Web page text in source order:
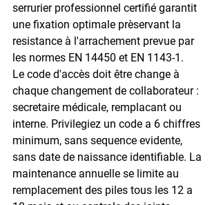
serrurier professionnel certifié garantit
une fixation optimale prèservant la
resistance à l'arrachement prevue par
les normes EN 14450 et EN 1143-1.
Le code d'accès doit être change à
chaque changement de collaborateur :
secretaire médicale, remplacant ou
interne. Privilegiez un code a 6 chiffres
minimum, sans sequence evidente,
sans date de naissance identifiable. La
maintenance annuelle se limite au
remplacement des piles tous les 12 a